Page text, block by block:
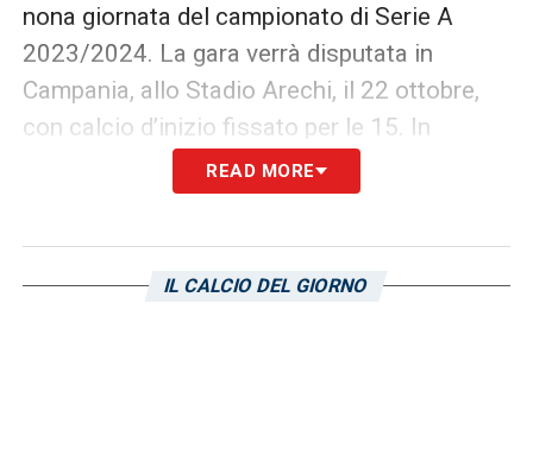
nona giornata del campionato di Serie A
2023/2024. La gara verrà disputata in
Campania, allo Stadio Arechi, il 22 ottobre,
con calcio d’inizio fissato per le 15. In
settimana il tecnico romano dovrà sciogliere
i dubbi riguardanti ilreparto offensivo
campionato degli isolani. Soltanto tre le reti
READ MORE
IL CALCIO DEL GIORNO